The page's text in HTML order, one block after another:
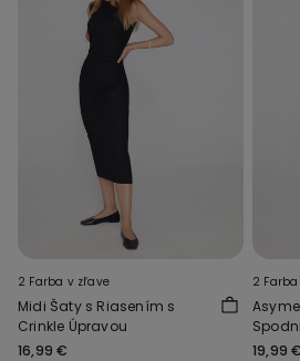
2 Farba v zľave
Midi Šaty s Riasením s
Crinkle Úpravou
16,99 €
2
Čipky
19,99 €